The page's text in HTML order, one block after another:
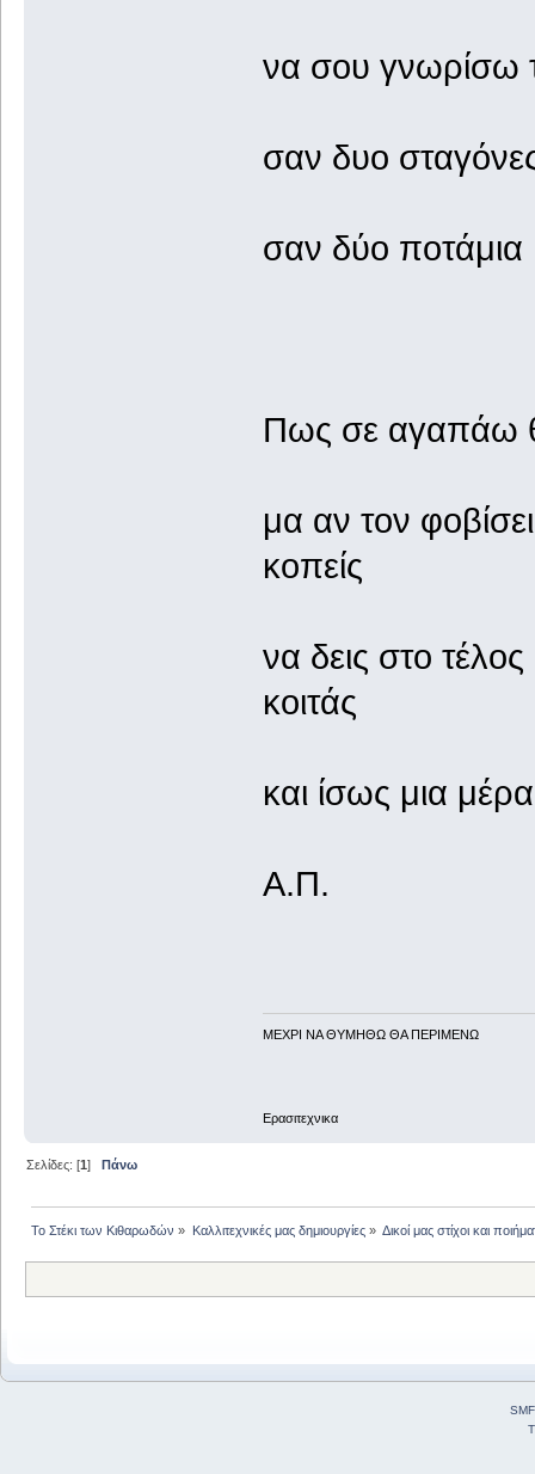
να σου γνωρίσω
σαν δυο
σαν δύο ποτάμια
Πως σε αγαπάω
μα αν τον
κοπείς
να δεις στο
κοιτάς
και ίσως μια
Α.Π.
ΜΕΧΡΙ ΝΑ ΘΥΜHΘΩ ΘΑ ΠΕΡΙΜΕΝΩ
Ερασιτεχνικα
Σελίδες: [1] Πάνω
Το Στέκι των Κιθαρωδών » Καλλιτεχνικές μας δημιουργίες» Δικοί μας στίχοι και